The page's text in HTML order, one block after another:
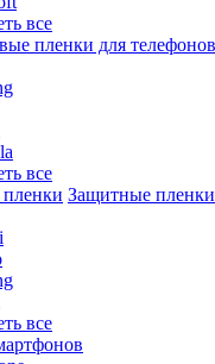
все
все
Защитные пленки
все